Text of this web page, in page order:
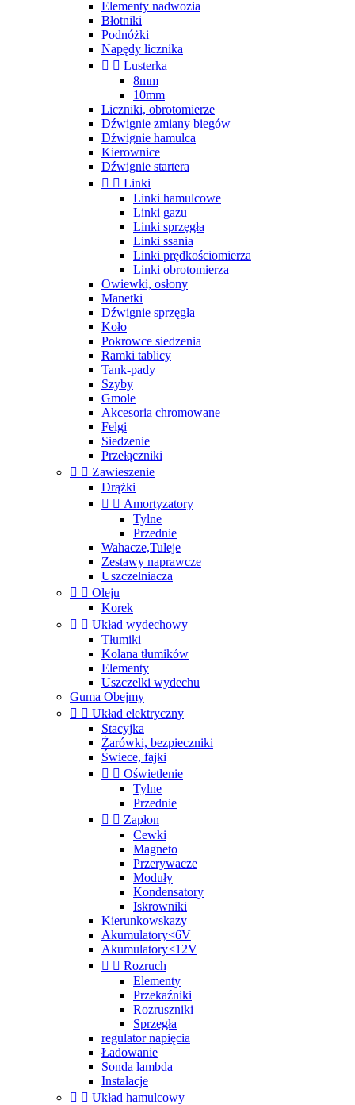
Elementy nadwozia
Błotniki
Podnóżki
Napędy licznika
  Lusterka
8mm
10mm
Liczniki, obrotomierze
Dźwignie zmiany biegów
Dźwignie hamulca
Kierownice
Dźwignie startera
  Linki
Linki hamulcowe
Linki gazu
Linki sprzęgła
Linki ssania
Linki prędkościomierza
Linki obrotomierza
Owiewki, osłony
Manetki
Dźwignie sprzęgła
Koło
Pokrowce siedzenia
Ramki tablicy
Tank-pady
Szyby
Gmole
Akcesoria chromowane
Felgi
Siedzenie
Przełączniki
  Zawieszenie
Drążki
  Amortyzatory
Tylne
Przednie
Wahacze,Tuleje
Zestawy naprawcze
Uszczelniacza
  Oleju
Korek
  Układ wydechowy
Tłumiki
Kolana tłumików
Elementy
Uszczelki wydechu
Guma Obejmy
  Układ elektryczny
Stacyjka
Żarówki, bezpieczniki
Świece, fajki
  Oświetlenie
Tylne
Przednie
  Zapłon
Cewki
Magneto
Przerywacze
Moduły
Kondensatory
Iskrowniki
Kierunkowskazy
Akumulatory<6V
Akumulatory<12V
  Rozruch
Elementy
Przekaźniki
Rozruszniki
Sprzęgła
regulator napięcia
Ładowanie
Sonda lambda
Instalacje
  Układ hamulcowy